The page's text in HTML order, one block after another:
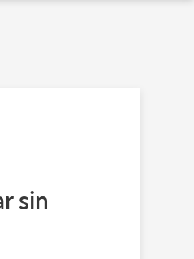
sin